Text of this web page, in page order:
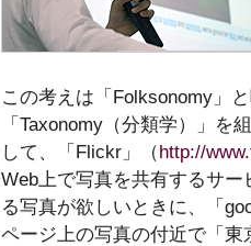
この考えは「Folksonomy」
「Taxonomy（分類学）」
して、「Flickr」（http://
Web上で写真を共有するサ
る写真が欲しいときに、「
ページ上の写真の付近で「